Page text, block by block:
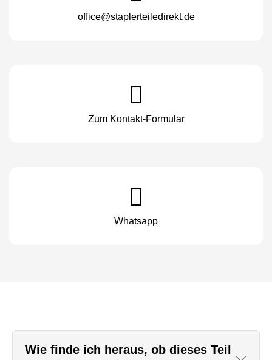
office@staplerteiledirekt.de
Zum Kontakt-Formular
Whatsapp
Wie finde ich heraus, ob dieses Teil